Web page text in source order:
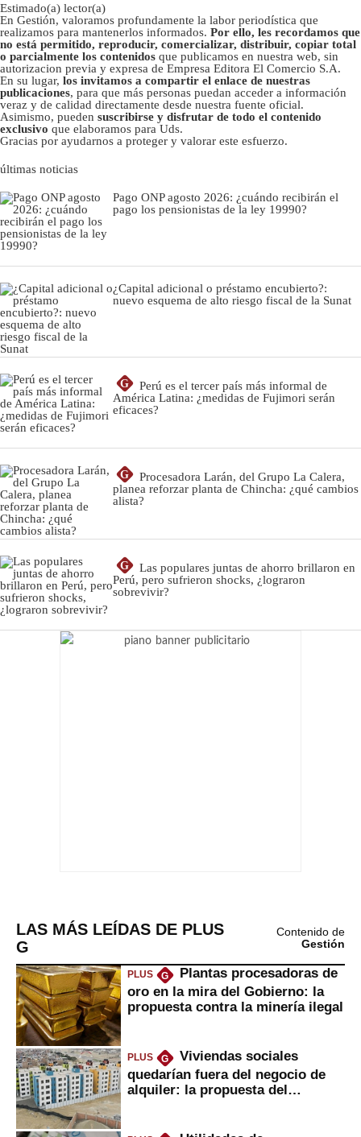
Estimado(a) lector(a)
En Gestión, valoramos profundamente la labor periodística que
realizamos para mantenerlos informados. Por ello, les recordamos que
no está permitido, reproducir, comercializar, distribuir, copiar total
o parcialmente los contenidos que publicamos en nuestra web, sin
autorizacion previa y expresa de Empresa Editora El Comercio S.A.
En su lugar, los invitamos a compartir el enlace de nuestras
publicaciones, para que más personas puedan acceder a información
veraz y de calidad directamente desde nuestra fuente oficial.
Asimismo, pueden suscribirse y disfrutar de todo el contenido
exclusivo que elaboramos para Uds.
Gracias por ayudarnos a proteger y valorar este esfuerzo.
últimas noticias
Pago ONP agosto 2026: ¿cuándo recibirán el
pago los pensionistas de la ley 19990?
¿Capital adicional o préstamo encubierto?:
nuevo esquema de alto riesgo fiscal de la Sunat
G
Perú es el tercer país más informal de
América Latina: ¿medidas de Fujimori serán
eficaces?
G
Procesadora Larán, del Grupo La Calera,
planea reforzar planta de Chincha: ¿qué cambios
alista?
G
Las populares juntas de ahorro brillaron en
Perú, pero sufrieron shocks, ¿lograron
sobrevivir?
LAS MÁS LEÍDAS DE PLUS
G
Contenido de
Gestión
PLUS G
Plantas procesadoras de
oro en la mira del Gobierno: la
propuesta contra la minería ilegal
PLUS G
Viviendas sociales
quedarían fuera del negocio de
alquiler: la propuesta del